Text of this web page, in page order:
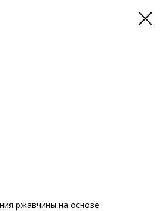
ржавчины на основе